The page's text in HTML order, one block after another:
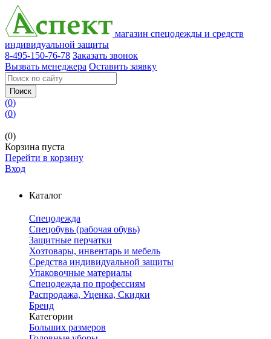
магазин спецодежды и средств
индивидуальной защиты
8-495-150-76-78 Заказать звонок
Вызвать менеджера Оставить заявку
Поиск
(0)
(0)
(0)
Корзина пуста
Перейти в корзину
Вход
Каталог
Спецодежда
Спецобувь (рабочая обувь)
Защитные перчатки
Хозтовары, инвентарь и мебель
Средства индивидуальной защиты
Упаковочные материалы
Спецодежда по профессиям
Распродажа, Уценка, Скидки
Бренд
Категории
Больших размеров